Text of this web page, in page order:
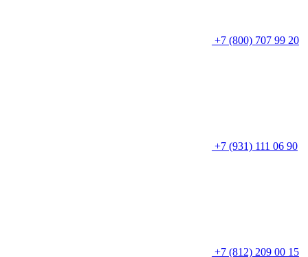
+7 (800) 707 99 20
+7 (931) 111 06 90
+7 (812) 209 00 15